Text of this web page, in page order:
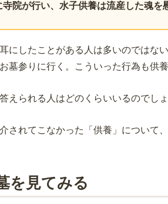
院が行い、水子供養は流産した魂を
にしたことがある人は多いのではない
墓参りに行く。こういった行為も供養
えられる人はどのくらいいるのでしょ
されてこなかった「供養」について
を見てみる